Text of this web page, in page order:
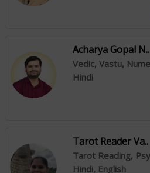
Acharya Gopal N..
Hindi
Tarot Reader Va..
Hindi, English